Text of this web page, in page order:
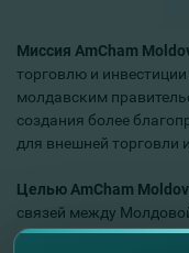
Миссия AmCham
торговлю и
молдавским
создания более
для внешней торговли
Целью AmCham
связей между
обмен